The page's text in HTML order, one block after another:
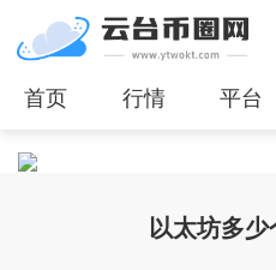
首页 行情 平台
以太坊多